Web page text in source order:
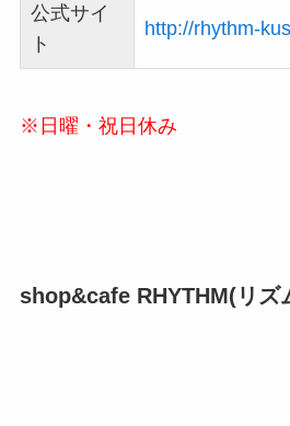
公式サイ
ト
http://rhythm-
※日曜・祝日休み
shop&cafe RHYTHM(リズ